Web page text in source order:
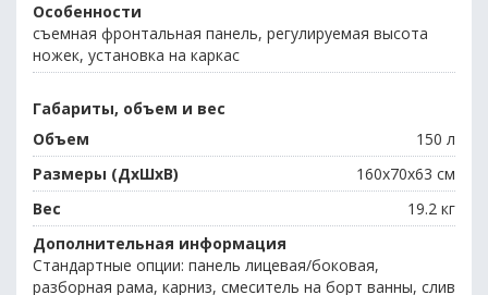
Особенности
съемная фронтальная панель, регулируемая высота
ножек, установка на каркас
Габариты, объем и вес
Объем
150 л
Размеры (ДхШхВ)
160х70х63 см
Вес
19.2 кг
Дополнительная информация
Стандартные опции: панель лицевая/боковая,
разборная рама, карниз, смеситель на борт ванны, слив